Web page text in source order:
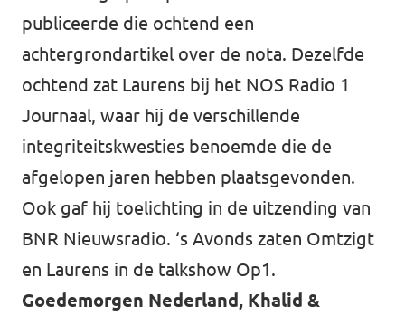
publiceerde die ochtend een
achtergrondartikel over de nota. Dezelfde
ochtend zat Laurens bij het NOS Radio 1
Journaal, waar hij de verschillende
integriteitskwesties benoemde die de
afgelopen jaren hebben plaatsgevonden.
Ook gaf hij toelichting in de uitzending van
BNR Nieuwsradio. ‘s Avonds zaten Omtzigt
en Laurens in de talkshow Op1.
Goedemorgen Nederland, Khalid &